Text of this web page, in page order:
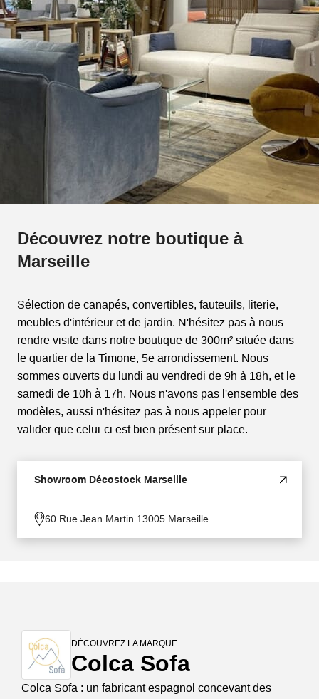
Découvrez notre boutique à
Marseille
Sélection de canapés, convertibles, fauteuils, literie,
meubles d'intérieur et de jardin. N'hésitez pas à nous
rendre visite dans notre boutique de 300m² située dans
le quartier de la Timone, 5e arrondissement. Nous
sommes ouverts du lundi au vendredi de 9h à 18h, et le
samedi de 10h à 17h. Nous n'avons pas l'ensemble des
modèles, aussi n'hésitez pas à nous appeler pour
valider que celui-ci est bien présent sur place.
Showroom Décostock Marseille
60 Rue Jean Martin 13005 Marseille
DÉCOUVREZ LA MARQUE
Colca Sofa
Colca Sofa : un fabricant espagnol concevant des